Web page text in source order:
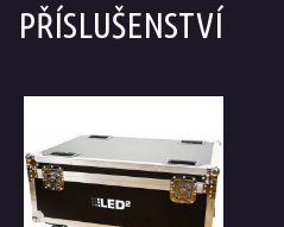
PŘÍSLUŠENSTVÍ